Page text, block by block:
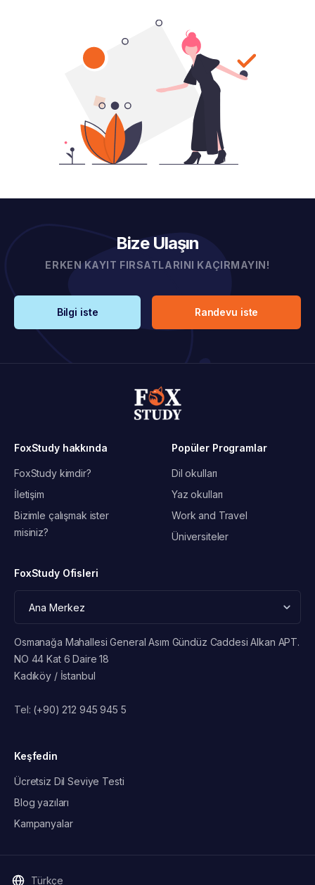
Bize Ulaşın
ERKEN KAYIT FIRSATLARINI KAÇIRMAYIN!
Bilgi iste Randevu iste
FoxStudy hakkında
FoxStudy kimdir?
İletişim
Bizimle çalışmak ister
misiniz?
Popüler Programlar
Dil okulları
Yaz okulları
Work and Travel
Üniversiteler
FoxStudy Ofisleri
Osmanağa Mahallesi General Asım Gündüz Caddesi Alkan APT.
NO 44 Kat 6 Daire 18
Kadıköy / İstanbul
Tel: (+90) 212 945 945 5
Keşfedin
Ücretsiz Dil Seviye Testi
Blog yazıları
Kampanyalar
Türkçe